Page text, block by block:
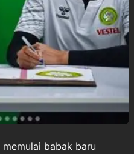
memulai babak baru